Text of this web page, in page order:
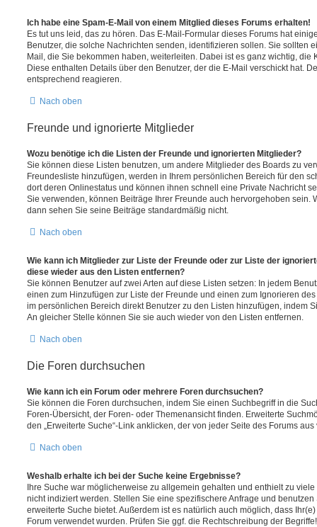
Ich habe eine Spam-E-Mail von einem Mitglied dieses Forums erhalten!
Es tut uns leid, das zu hören. Das E-Mail-Formular dieses Forums hat
Benutzer, die solche Nachrichten senden, identifizieren sollen. Sie sollten
Mail, die Sie bekommen haben, weiterleiten. Dabei ist es ganz wichtig, die
Diese enthalten Details über den Benutzer, der die E-Mail verschickt hat.
entsprechend reagieren.
Nach oben
Freunde und ignorierte Mitglieder
Wozu benötige ich die Listen der Freunde und ignorierten Mitglieder?
Sie können diese Listen benutzen, um andere Mitglieder des Boards zu
Freundesliste hinzufügen, werden in Ihrem persönlichen Bereich für den
dort deren Onlinestatus und können ihnen schnell eine Private Nachricht
Sie verwenden, können Beiträge Ihrer Freunde auch hervorgehoben sein.
dann sehen Sie seine Beiträge standardmäßig nicht.
Nach oben
Wie kann ich Mitglieder zur Liste der Freunde oder zur Liste der
diese wieder aus den Listen entfernen?
Sie können Benutzer auf zwei Arten auf diese Listen setzen: In jedem
einen zum Hinzufügen zur Liste der Freunde und einen zum Ignorieren
im persönlichen Bereich direkt Benutzer zu den Listen hinzufügen, indem
An gleicher Stelle können Sie sie auch wieder von den Listen entfernen.
Nach oben
Die Foren durchsuchen
Wie kann ich ein Forum oder mehrere Foren durchsuchen?
Sie können die Foren durchsuchen, indem Sie einen Suchbegriff in die
Foren-Übersicht, der Foren- oder Themenansicht finden. Erweiterte
den „Erweiterte Suche“-Link anklicken, der von jeder Seite des Forums aus
Nach oben
Weshalb erhalte ich bei der Suche keine Ergebnisse?
Ihre Suche war möglicherweise zu allgemein gehalten und enthielt zu
nicht indiziert werden. Stellen Sie eine spezifischere Anfrage und
erweiterte Suche bietet. Außerdem ist es natürlich auch möglich, dass
Forum verwendet wurden. Prüfen Sie ggf. die Rechtschreibung der Begriffe!